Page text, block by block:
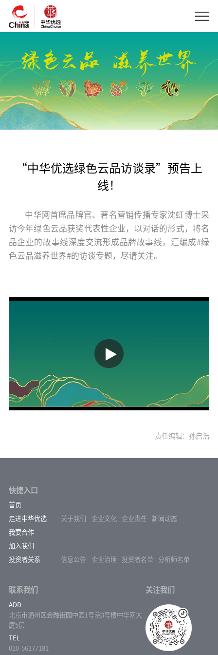
“中华优选绿色云品访谈录”预告上
线！
中华网首席品牌官、著名营销传播专家沈虹博士采
访今年绿色云品获奖代表性企业，以对话的形式，将名
品企业的故事线深度交流形成品牌故事线，汇编成#绿
色云品滋养世界#的访谈专题，尽请关注。
责任编辑：孙启浩
快捷入口
首页
走进中华优选
关于我们 企业文化 企业责任 新闻动态
我要合作
加入我们
投资者关系
信息公告 企业治理 投资者名单 分析师名单
联系我们
ADD
北京市通州区金融街园中园1号院3号楼中华网大
厦5层
TEL
010-56177181
关注我们